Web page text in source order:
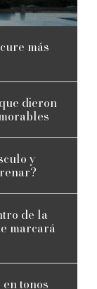
más
dieron
y
de la
marcará
tonos